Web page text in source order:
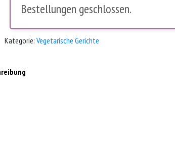
Bestellungen geschlossen.
Kategorie: Vegetarische Gerichte